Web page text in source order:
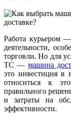
Работа курьером
деятельности,
торговли. Но для
ТС — машина
это инвестиция в
относиться к
правильного
и затраты на
эффективности.